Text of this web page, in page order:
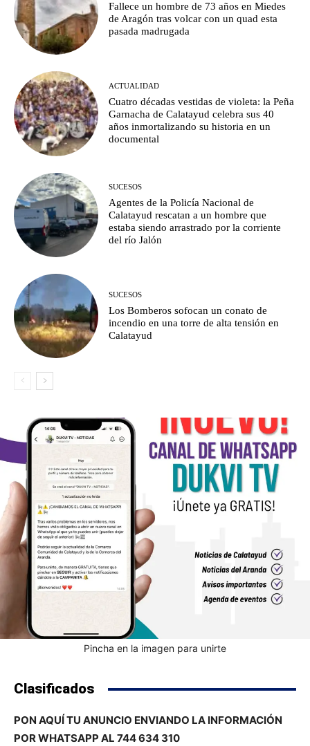
Fallece un hombre de 73 años en Miedes
de Aragón tras volcar con un quad esta
pasada madrugada
ACTUALIDAD
Cuatro décadas vestidas de violeta: la Peña
Garnacha de Calatayud celebra sus 40
años inmortalizando su historia en un
documental
SUCESOS
Agentes de la Policía Nacional de
Calatayud rescatan a un hombre que
estaba siendo arrastrado por la corriente
del río Jalón
SUCESOS
Los Bomberos sofocan un conato de
incendio en una torre de alta tensión en
Calatayud
Pincha en la imagen para unirte
Clasificados
PON AQUÍ TU ANUNCIO ENVIANDO LA INFORMACIÓN
POR WHATSAPP AL 744 634 310